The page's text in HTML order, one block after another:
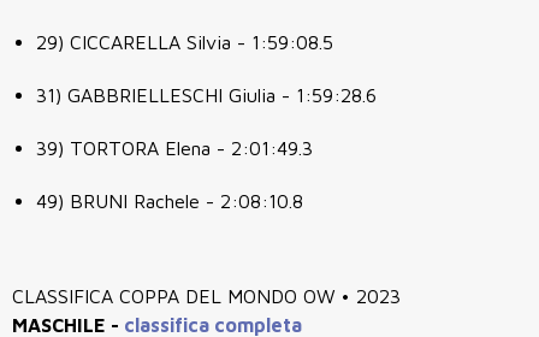
29) CICCARELLA Silvia - 1:59:08.5
31) GABBRIELLESCHI Giulia - 1:59:28.6
39) TORTORA Elena - 2:01:49.3
49) BRUNI Rachele - 2:08:10.8
CLASSIFICA COPPA DEL MONDO OW • 2023
MASCHILE - classifica completa